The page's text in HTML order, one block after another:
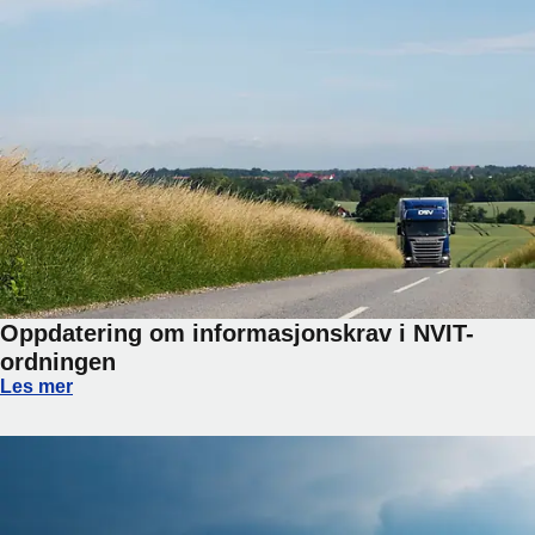
Oppdatering om informasjonskrav i NVIT-
ordningen
Oppdatering om informasjonskrav i NVIT-ordningen
Les mer